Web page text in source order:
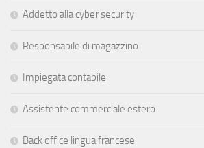
Addetto alla cyber security
Responsabile di magazzino
Impiegata contabile
Assistente commerciale estero
Back office lingua francese